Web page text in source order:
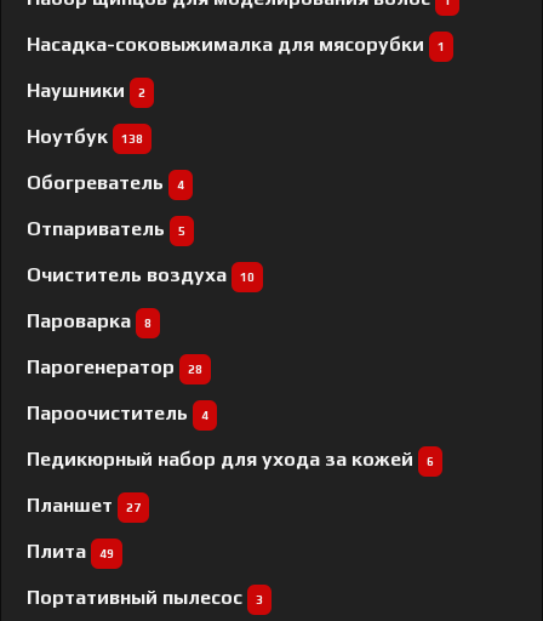
Насадка-соковыжималка для мясорубки 1
Наушники 2
Ноутбук 138
Обогреватель 4
Отпариватель 5
Очиститель воздуха 10
Пароварка 8
Парогенератор 28
Пароочиститель 4
Педикюрный набор для ухода за кожей 6
Планшет 27
Плита 49
Портативный пылесос 3